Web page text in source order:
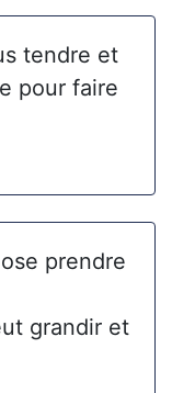
tendre et
pour faire
prendre
grandir et